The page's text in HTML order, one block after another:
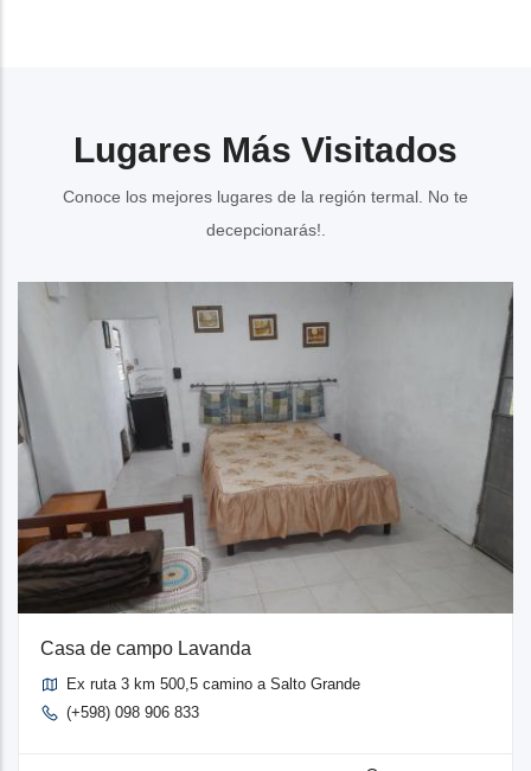
Lugares Más Visitados
Conoce los mejores lugares de la región termal. No te
decepcionarás!.
Casa de campo Lavanda
Ex ruta 3 km 500,5 camino a Salto Grande
(+598) 098 906 833